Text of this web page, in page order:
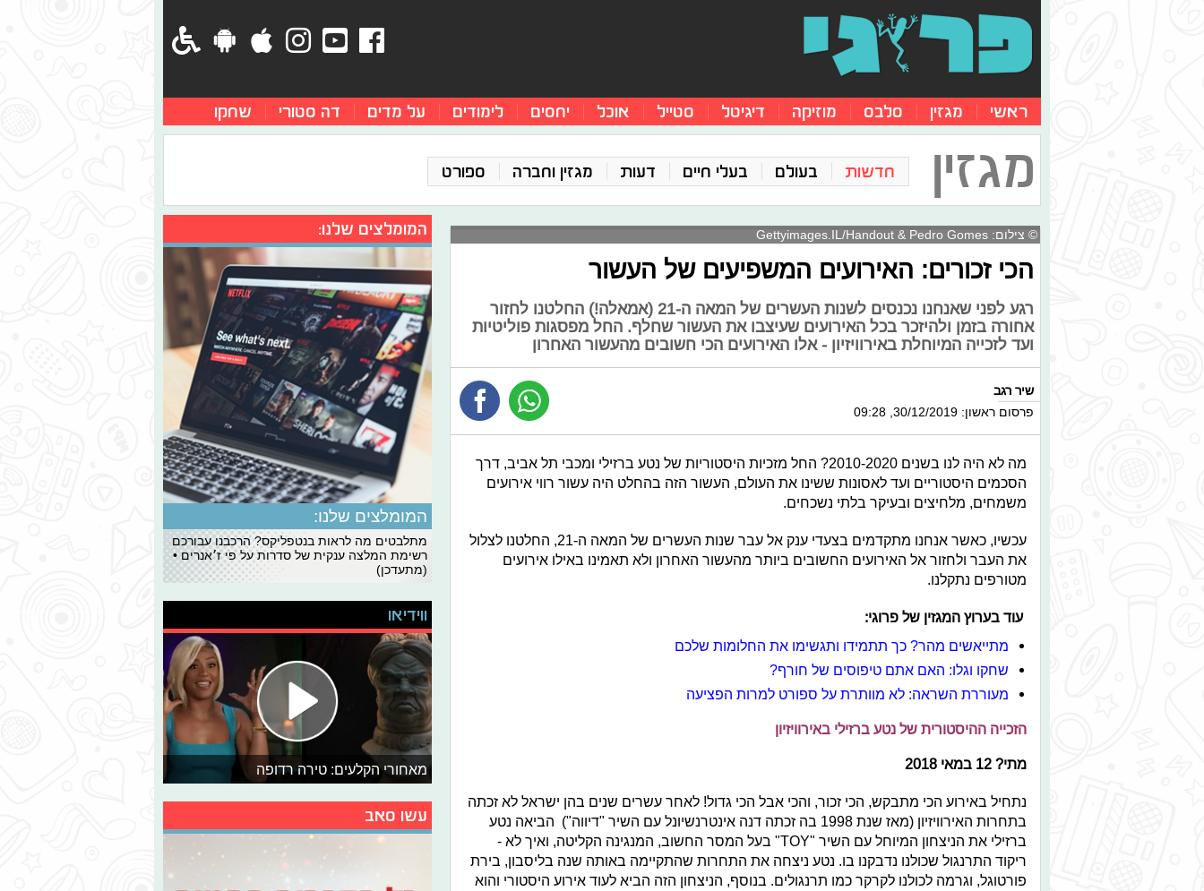
ראשי מגזין סלבס מוזיקה דיגיטל סטייל אוכל יחסים לימודים על מדים דה סטורי שחקו
מגזין חדשות בעולם בעלי חיים דעות מגזין וחברה ספורט
© צילום: Gettyimages.IL/Handout & Pedro Gomes
הכי זכורים: האירועים המשפיעים של העשור
רגע לפני שאנחנו נכנסים לשנות העשרים של המאה ה-21 (אמאלה!) החלטנו לחזור
אחורה בזמן ולהיזכר בכל האירועים שעיצבו את העשור שחלף. החל מפסגות פוליטיות
ועד לזכייה המיוחלת באירוויזיון - אלו האירועים הכי חשובים מהעשור האחרון
שיר רגב
פרסום ראשון: 30/12/2019, 09:28
מה לא היה לנו בשנים 2010-2020? החל מזכיות היסטוריות של נטע ברזילי ומכבי תל אביב, דרך
הסכמים היסטוריים ועד לאסונות ששינו את העולם, העשור הזה בהחלט היה עשור רווי אירועים
משמחים, מלחיצים ובעיקר בלתי נשכחים.
עכשיו, כאשר אנחנו מתקדמים בצעדי ענק אל עבר שנות העשרים של המאה ה-21, החלטנו לצלול
את העבר ולחזור אל האירועים החשובים ביותר מהעשור האחרון ולא תאמינו באילו אירועים
מטורפים נתקלנו.
עוד בערוץ המגזין של פרוגי:
מתייאשים מהר? כך תתמידו ותגשימו את החלומות שלכם
שחקו וגלו: האם אתם טיפוסים של חורף?
מעוררת השראה: לא מוותרת על ספורט למרות הפציעה
הזכייה ההיסטורית של נטע ברזילי באירוויזיון
מתי? 12 במאי 2018
נתחיל באירוע הכי מתבקש, הכי זכור, והכי אבל הכי גדול! לאחר עשרים שנים בהן ישראל לא זכתה
בתחרות האירוויזיון (מאז שנת 1998 בה זכתה דנה אינטרנשיונל עם השיר "דיווה") הביאה נטע
ברזילי את הניצחון המיוחל עם השיר "TOY" בעל המסר החשוב, המנגינה הקליטה, ואיך לא -
ריקוד התרנגול שכולנו נדבקנו בו. נטע ניצחה את התחרות שהתקיימה באותה שנה בליסבון, בירת
פורטוגל, וגרמה לכולנו לקרקר כמו תרנגולים. בנוסף, הניצחון הזה הביא לעוד אירוע היסטורי והוא
המומלצים שלנו:
המומלצים שלנו:
מתלבטים מה לראות בנטפליקס? הרכבנו עבורכם
רשימת המלצה ענקית של סדרות על פי ז׳אנרים •
(מתעדכן)
ווידיאו
מאחורי הקלעים: טירה רדופה
עשו סאב